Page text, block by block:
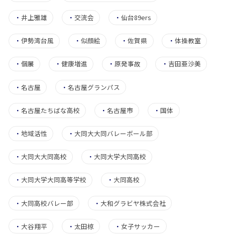
・ 井上雅雄 ・ 交流会 ・仙台89ers
・ 伊勢湾台風 ・似顔絵 ・佐賀県 ・ 体操教室
・ 個展 ・健康増進 ・原発事故 ・ 吉田亜沙美
・ 名古屋 ・名古屋グランパス
・ 名古屋たちばな高校 ・名古屋市 ・国体
・ 地域活性 ・ 大同大大同バレーボール部
・ 大同大大同高校 ・ 大同大学大同高校
・ 大同大学大同高等学校 ・ 大同高校
・ 大同高校バレー部 ・ 大和グラビヤ株式会社
・ 大谷翔平 ・ 太田椋 ・女子サッカー